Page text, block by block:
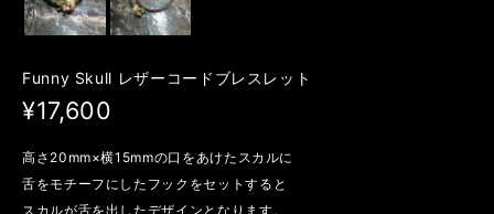
Funny Skull レザーコードブレスレット
¥17,600
高さ20mm×横15mmの口をあけたスカルに
舌をモチーフにしたフックをセットすると
スカルが舌を出したデザインとなります。